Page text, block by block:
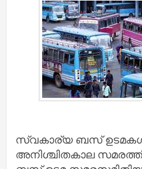
സ്വകാര്യ ബസ്
അനിശ്ചിതകാല